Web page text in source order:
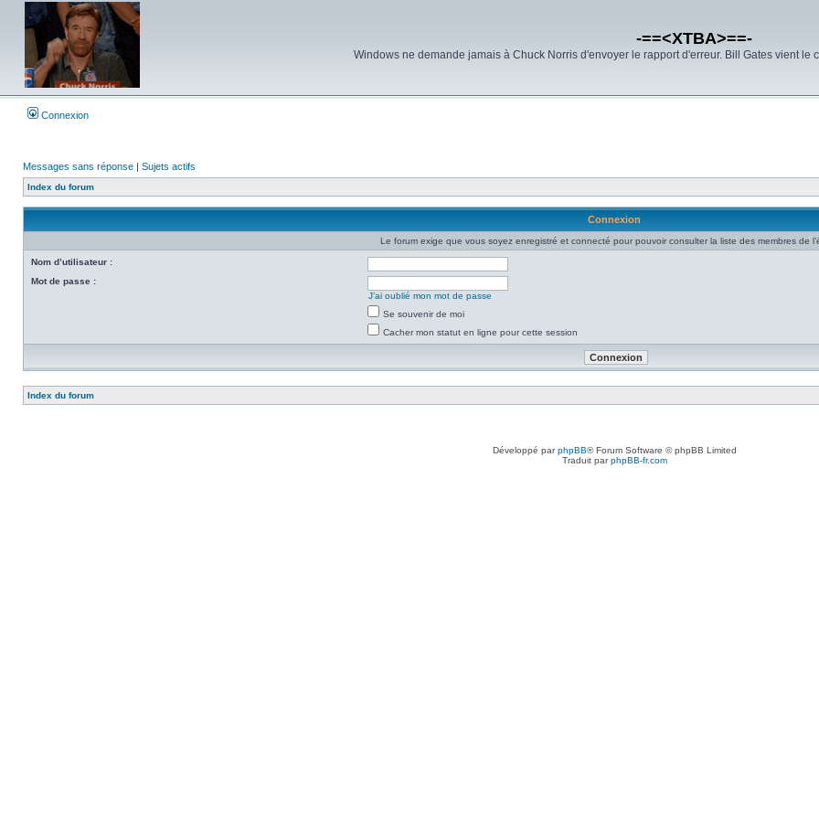
-==<XTBA>==-
Windows ne demande jamais à Chuck Norris d'envoyer le rapport d'erreur. Bill Gates vient le
Connexion
Messages sans réponse | Sujets actifs
Index du forum
Connexion
Le forum exige que vous soyez enregistré et connecté pour pouvoir consulter la liste des membres de
Nom d’utilisateur :
Mot de passe :
J’ai oublié mon mot de passe
Se souvenir de moi
Cacher mon statut en ligne pour cette session
Index du forum
Développé parphpBB® Forum Software © phpBB Limited
Traduit parphpBB-fr.com